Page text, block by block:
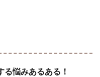
る悩みあるある！